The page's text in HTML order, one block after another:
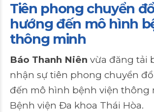
Tiên phong chuyển
hướng đến mô hình
thông minh
Báo Thanh Niên vừa đăng tải
nhận sự tiên phong chuyển
đến mô hình bệnh viện thông
Bệnh viện Đa khoa Thái Hòa.